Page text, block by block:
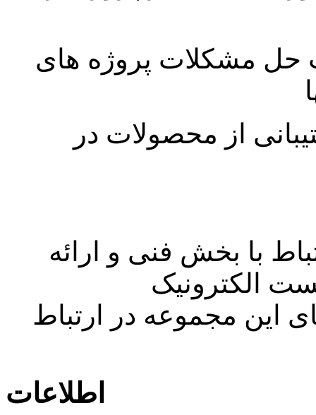
حل مشکلات پروژه های
از محصولات در
با بخش فنی و ارائه
الکترونیک
این مجموعه در ارتباط
اطلاعات